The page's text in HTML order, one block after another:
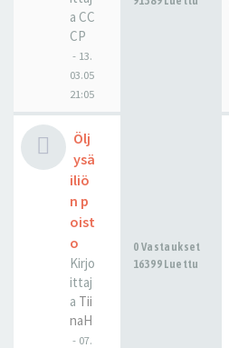
a CC
CP
- 13.
03.05
21:05
Ölj
ysä
iliö
n p
oist
o
Kirjo
ittaj
a Tii
naH
- 07.
0 Vastaukset
16399 Luettu